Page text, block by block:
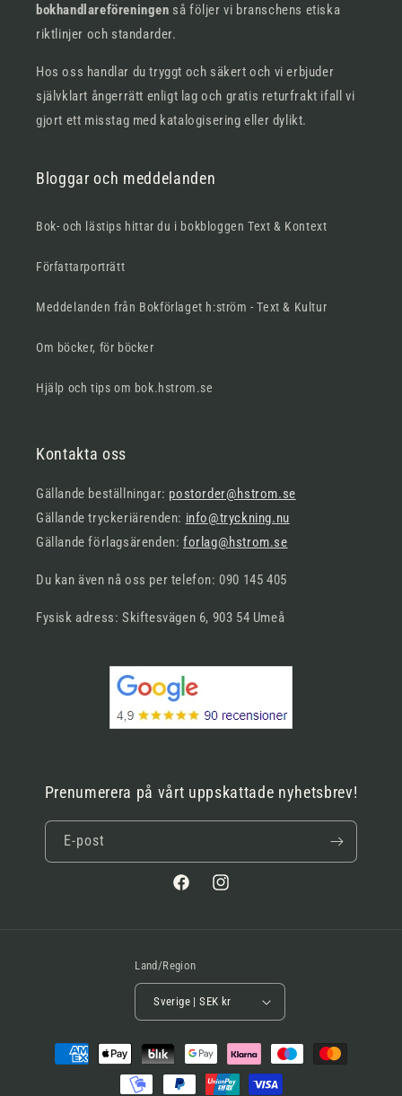
bokhandlareföreningen så följer vi branschens etiska
riktlinjer och standarder.
Hos oss handlar du tryggt och säkert och vi erbjuder
självklart ångerrätt enligt lag och gratis returfrakt ifall vi
gjort ett misstag med katalogisering eller dylikt.
Bloggar och meddelanden
Bok- och lästips hittar du i bokbloggen Text & Kontext
Författarporträtt
Meddelanden från Bokförlaget h:ström - Text & Kultur
Om böcker, för böcker
Hjälp och tips om bok.hstrom.se
Kontakta oss
Gällande beställningar: postorder@hstrom.se
Gällande tryckeriärenden: info@tryckning.nu
Gällande förlagsärenden:forlag@hstrom.se
Du kan även nå oss per telefon: 090 145 405
Fysisk adress: Skiftesvägen 6, 903 54 Umeå
Prenumerera på vårt uppskattade nyhetsbrev!
E-post
FacebookInstagram
Land/Region
Sverige | SEK kr
Betalningsmetoder